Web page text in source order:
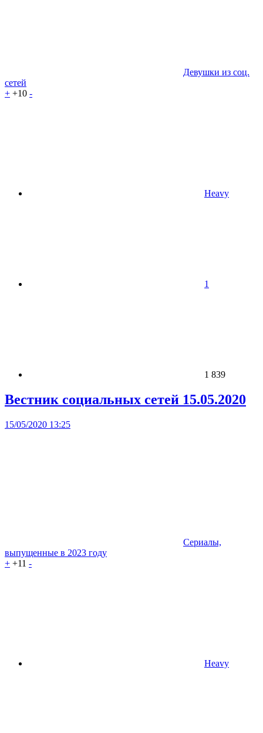
Девушки из соц.
сетей
+ +10 -
Heavy
1
1 839
Вестник социальных сетей 15.05.2020
15/05/2020 13:25
Сериалы,
выпущенные в 2023 году
+ +11 -
Heavy